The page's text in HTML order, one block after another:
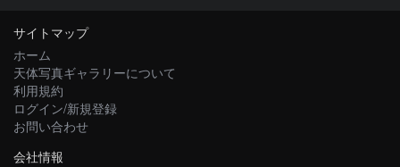
サイトマップ
ホーム
天体写真ギャラリーについて
利用規約
ログイン/新規登録
お問い合わせ
会社情報